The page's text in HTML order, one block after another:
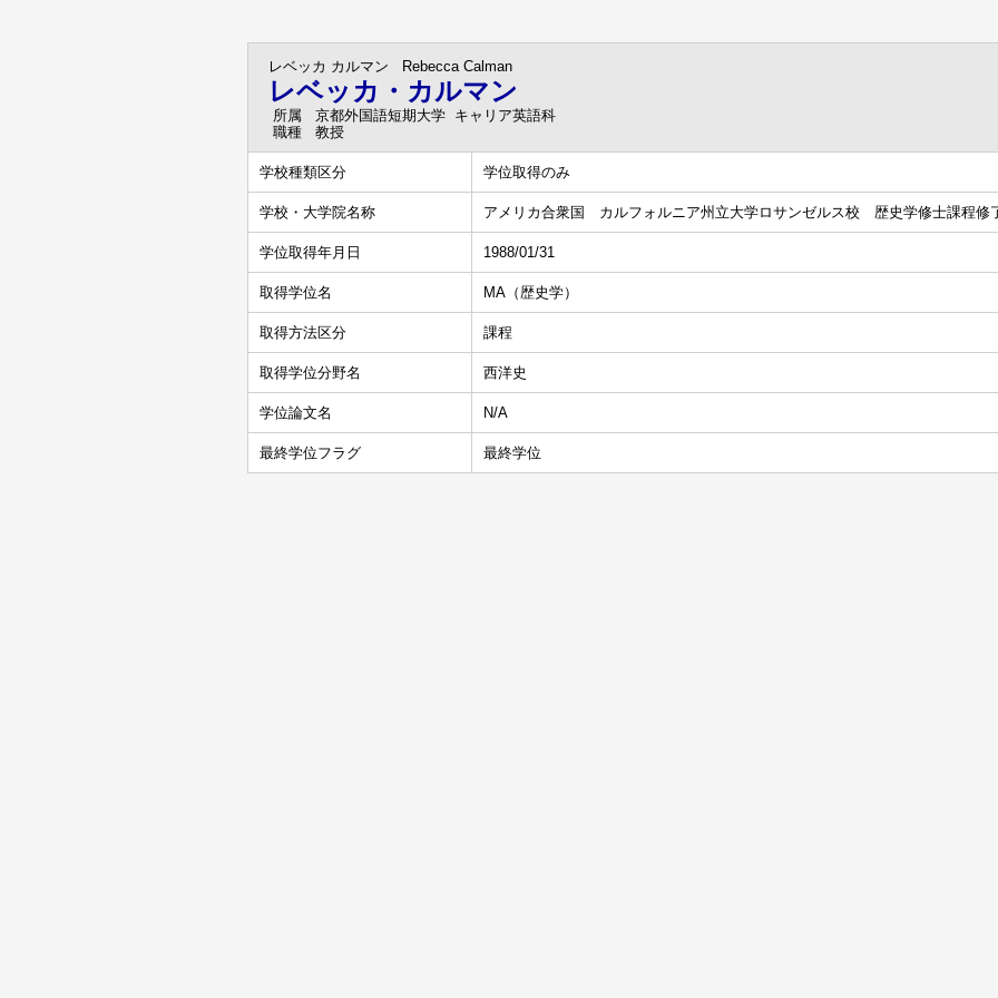
レベッカ カルマン Rebecca Calman
レベッカ・カルマン
所属
京都外国語短期大学 キャリア英語科
職種
教授
学校種類区分 学位取得のみ
学校・大学院名称 アメリカ合衆国 カルフォルニア州立大学ロサンゼルス校 歴史学修士課程修
学位取得年月日 1988/01/31
取得学位名 MA（歴史学）
取得方法区分 課程
取得学位分野名 西洋史
学位論文名 N/A
最終学位フラグ 最終学位